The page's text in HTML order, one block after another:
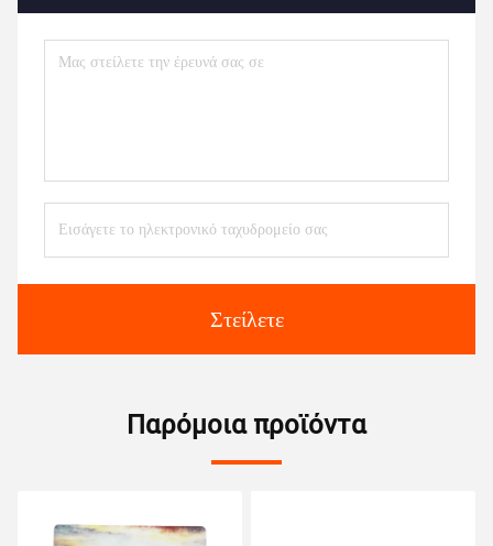
Στείλετε
Παρόμοια προϊόντα